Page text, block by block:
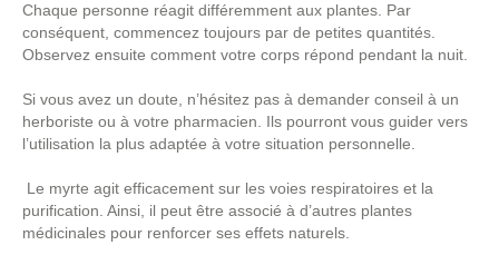
Chaque personne réagit différemment aux plantes. Par
conséquent, commencez toujours par de petites quantités.
Observez ensuite comment votre corps répond pendant la nuit.
Si vous avez un doute, n’hésitez pas à demander conseil à un
herboriste ou à votre pharmacien. Ils pourront vous guider vers
l’utilisation la plus adaptée à votre situation personnelle.
Le myrte agit efficacement sur les voies respiratoires et la
purification. Ainsi, il peut être associé à d’autres plantes
médicinales pour renforcer ses effets naturels.